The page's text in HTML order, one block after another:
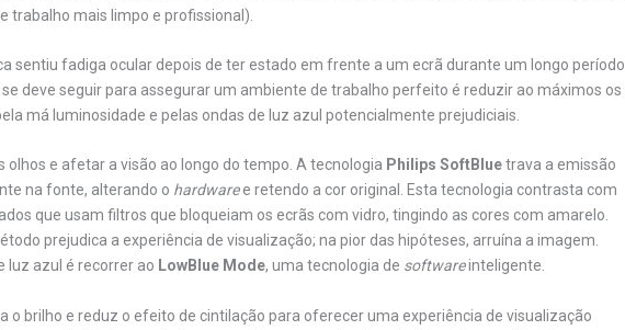
trabalho mais limpo e profissional).
sentiu fadiga ocular depois de ter estado em frente a um ecrã durante um longo período
deve seguir para assegurar um ambiente de trabalho perfeito é reduzir ao máximos os
má luminosidade e pelas ondas de luz azul potencialmente prejudiciais.
olhos e afetar a visão ao longo do tempo. A tecnologia Philips SoftBluetrava a emissão
na fonte, alterando o hardwaree retendo a cor original. Esta tecnologia contrasta com
que usam filtros que bloqueiam os ecrãs com vidro, tingindo as cores com amarelo.
prejudica a experiência de visualização; na pior das hipóteses, arruína a imagem.
luz azul é recorrer ao LowBlue Mode, uma tecnologia de softwareinteligente.
o brilho e reduz o efeito de cintilação para oferecer uma experiência de visualização